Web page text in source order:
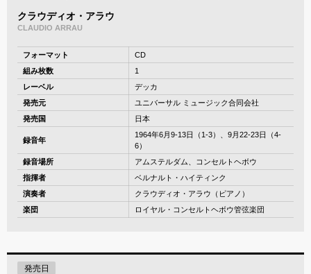
クラウディオ・アラウ
CLAUDIO ARRAU
フォーマット
CD
組み枚数
1
レーベル
デッカ
発売元
ユニバーサル ミュージック合同会社
発売国
日本
録音年
1964年6月9-13日（1-3）、9月22-23日（4-
6）
録音場所
アムステルダム、コンセルトヘボウ
指揮者
ベルナルト・ハイティンク
演奏者
クラウディオ・アラウ（ピアノ）
楽団
ロイヤル・コンセルトヘボウ管弦楽団
発売日